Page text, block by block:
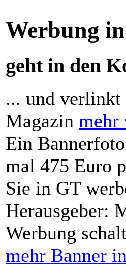
Werbung
geht in den
... und
Magazin mehr
Ein
mal 475 Euro
Sie in GT
Herausgeber:
Werbung
mehr Banner